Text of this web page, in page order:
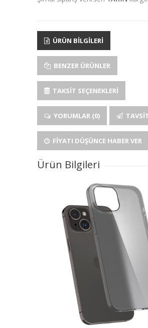
ÜRÜN BILGILERI
BENZER ÜRÜNLER
TAKSIT SEÇENEKLERI
YORUMLAR (0)
FIYATI DÜŞÜNCE HABER VER
Ürün Bilgileri